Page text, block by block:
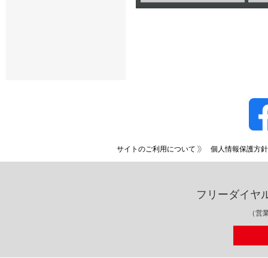
サイトのご利用について 個人情報保護方針
フリーダイヤ
（営